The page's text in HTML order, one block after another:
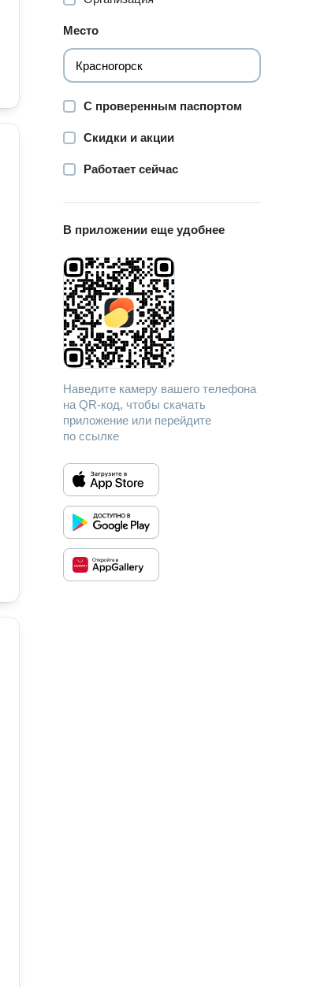
Место
С проверенным паспортом
Скидки и акции
Работает сейчас
В приложении еще удобнее
Наведите камеру вашего телефона
на QR-код, чтобы скачать
приложение или перейдите
по ссылке